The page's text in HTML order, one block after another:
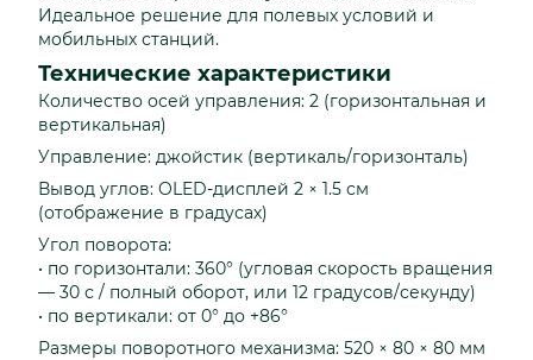
Идеальное решение для полевых условий и
мобильных станций.
Технические характеристики
Количество осей управления: 2 (горизонтальная и
вертикальная)
Управление: джойстик (вертикаль/горизонталь)
Вывод углов: OLED-дисплей 2 × 1.5 см
(отображение в градусах)
Угол поворота:
• по горизонтали: 360° (угловая скорость вращения
— 30 с / полный оборот, или 12 градусов/секунду)
• по вертикали: от 0° до +86°
Размеры поворотного механизма: 520 × 80 × 80 мм